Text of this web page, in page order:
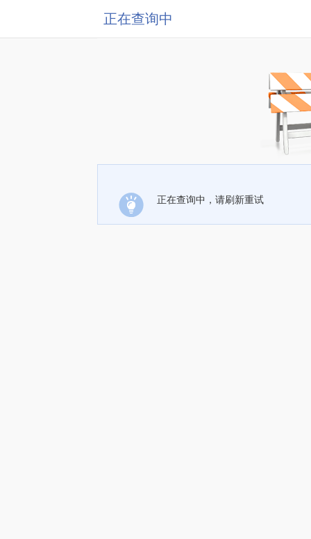
正在查询中
正在查询中，请刷新重试